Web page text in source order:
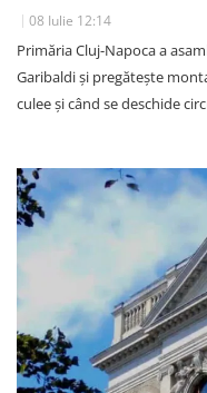
08 Iulie 12:14
Primăria Cluj-Napoca a
Garibaldi și pregătește
culee și când se deschide